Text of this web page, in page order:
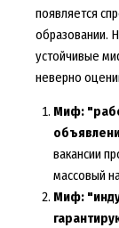
появляется
образовании.
устойчивые
неверно
Миф:
вакансии
массовый
Миф: